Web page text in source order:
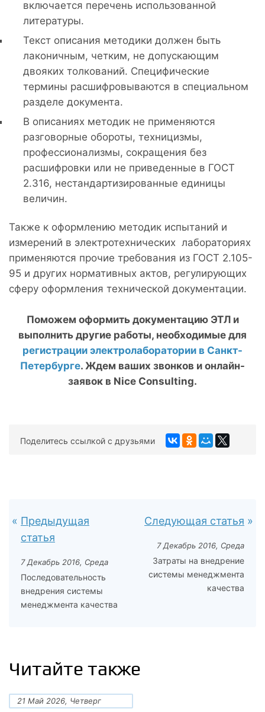
включается перечень использованной
литературы.
Текст описания методики должен быть
лаконичным, четким, не допускающим
двояких толкований. Специфические
термины расшифровываются в специальном
разделе документа.
В описаниях методик не применяются
разговорные обороты, техницизмы,
профессионализмы, сокращения без
расшифровки или не приведенные в ГОСТ
2.316, нестандартизированные единицы
величин.
Также к оформлению методик испытаний и
измерений в электротехнических лабораториях
применяются прочие требования из ГОСТ 2.105-
95 и других нормативных актов, регулирующих
сферу оформления технической документации.
Поможем оформить документацию ЭТЛ и
выполнить другие работы, необходимые для
регистрации электролаборатории в Санкт-
Петербурге. Ждем ваших звонков и онлайн-
заявок в Nice Consulting.
Поделитесь ссылкой с друзьями
Предыдущая
статья
7 Декабрь 2016, Среда
Последовательность
внедрения системы
менеджмента качества
Следующая статья
7 Декабрь 2016, Среда
Затраты на внедрение
системы менеджмента
качества
Читайте также
21 Май 2026, Четверг